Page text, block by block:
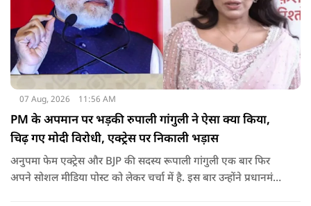
07 Aug, 2026 11:56 AM
PM के अपमान पर भड़की रुपाली गांगुली ने ऐसा क्या किया,
चिढ़ गए मोदी विरोधी, एक्ट्रेस पर निकाली भड़ास
अनुपमा फेम एक्ट्रेस और BJP की सदस्य रूपाली गांगुली एक बार फिर
अपने सोशल मीडिया पोस्ट को लेकर चर्चा में है. इस बार उन्होंने प्रधानमंत्री